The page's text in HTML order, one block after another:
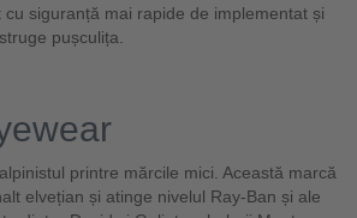
siguranță mai rapide de implementat și
pușculița.
printre mărcile mici. Această marcă
elvețian și atinge nivelul Ray-Ban și ale